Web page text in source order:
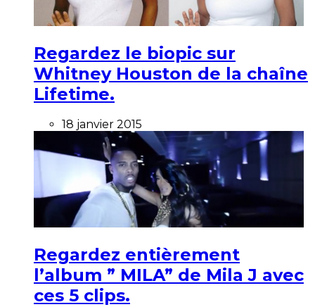
Regardez le biopic sur
Whitney Houston de la chaîne
Lifetime.
18 janvier 2015
Regardez entièrement
l’album ” MILA” de Mila J avec
ces 5 clips.